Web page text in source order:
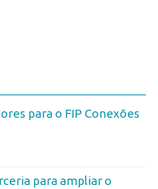
para o FIP Conexões
para ampliar o